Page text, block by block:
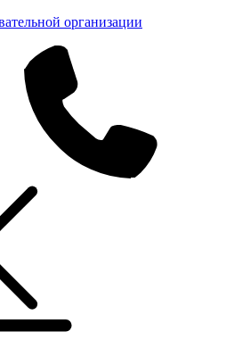
организации